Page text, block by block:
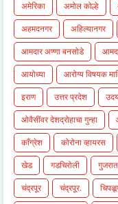
अमेरिका
अमोल कोल्हे
अहमदनगर
अहिल्यानगर
आमदार अण्णा बनसोडे
आयोध्या
आरोग्य विषयक
इराण
उत्तर प्रदेश
ओवैसींवर देशद्रोहाचा गुन्हा
काँग्रेश
कोरोना व्हायरस
खेड
गडचिरोली गुजरात
चंद्रपूर
चंद्रपूर.